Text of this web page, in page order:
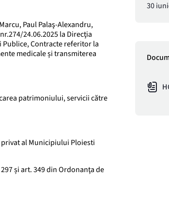
Paul Palaş-Alexandru,
24.06.2025 la Direcţia
Contracte referitor la
medicale și transmiterea
patrimoniului, servicii către
al Municipiului Ploiesti
și art. 349 din Ordonanţa de
30